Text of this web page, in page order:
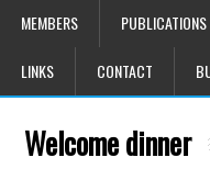
MEMBERS PUBLICATIONS
LINKS CONTACT
Welcome dinner